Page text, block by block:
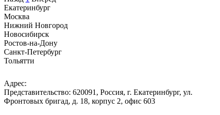
Екатеринбург
Москва
Нижний Новгород
Новосибирск
Ростов-на-Дону
Санкт-Петербург
Тольятти
Адрес:
Представительство: 620091, Россия, г. Екатеринбург, ул.
Фронтовых бригад, д. 18, корпус 2, офис 603